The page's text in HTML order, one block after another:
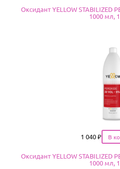
Оксидант YELLOW STABILIZED
1000 мл,
Цена
1 040 ₽
Оксидант YELLOW STABILIZED
1000 мл,